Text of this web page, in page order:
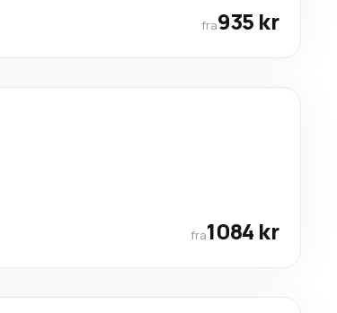
fra935 kr
fra1084 kr